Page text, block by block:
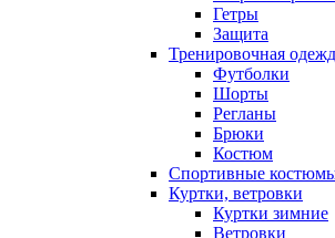
Гетры
Защита
Тренировочная
Футболки
Шорты
Регланы
Брюки
Костюм
Спортивные
Куртки, ветровки
Куртки зимние
Ветровки